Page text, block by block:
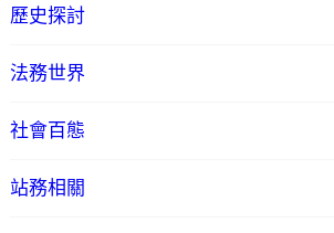
歷史探討
法務世界
社會百態
站務相關